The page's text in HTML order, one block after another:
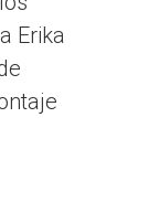
Erika